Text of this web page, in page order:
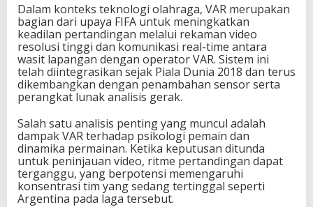
e
n
t
n
a
v
s
e
s
i
r
Dalam konteks teknologi olahraga, VAR merupakan
bagian dari upaya FIFA untuk meningkatkan
keadilan pertandingan melalui rekaman video
resolusi tinggi dan komunikasi real-time antara
wasit lapangan dengan operator VAR. Sistem ini
telah diintegrasikan sejak Piala Dunia 2018 dan terus
dikembangkan dengan penambahan sensor serta
perangkat lunak analisis gerak.
Salah satu analisis penting yang muncul adalah
dampak VAR terhadap psikologi pemain dan
dinamika permainan. Ketika keputusan ditunda
untuk peninjauan video, ritme pertandingan dapat
terganggu, yang berpotensi memengaruhi
konsentrasi tim yang sedang tertinggal seperti
Argentina pada laga tersebut.